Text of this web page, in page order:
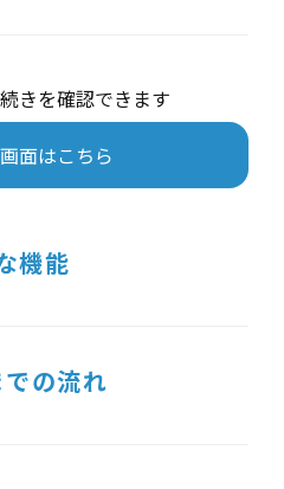
きを確認できます
面はこちら
機能
の流れ